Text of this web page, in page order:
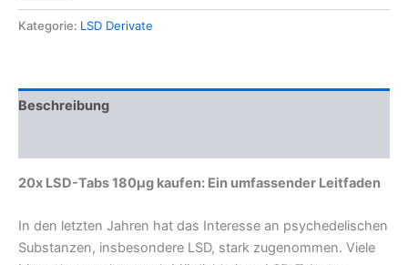
Kategorie: LSD Derivate
Beschreibung
20x LSD-Tabs 180μg kaufen: Ein umfassender Leitfaden
In den letzten Jahren hat das Interesse an psychedelischen
Substanzen, insbesondere LSD, stark zugenommen. Viele